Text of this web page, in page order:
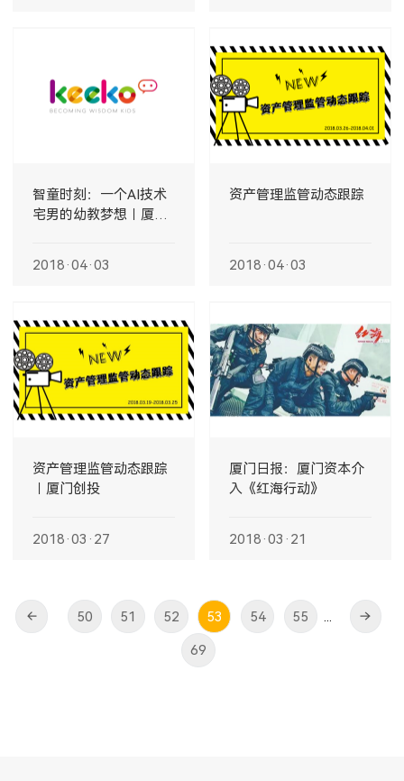
智童时刻：一个AI技术
宅男的幼教梦想︱厦门
2018·04·03
资产管理监管动态跟踪
2018·04·03
资产管理监管动态跟踪
︱厦门创投
2018·03·27
厦门日报：厦门资本介
入《红海行动》
2018·03·21
50 51 52 53 54 55 ...
69